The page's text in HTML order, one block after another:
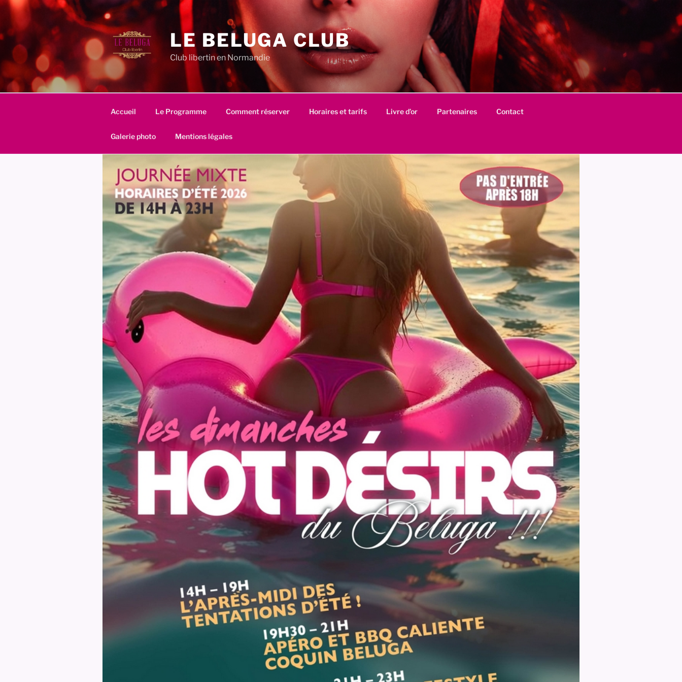
Aller
contenu
principal
LE BELUGA CLUB
Club libertin en Normandie
Accueil Le Programme Comment réserver Horaires et tarifs Livre d’or Partenaires Contact
Galerie photo Mentions légales